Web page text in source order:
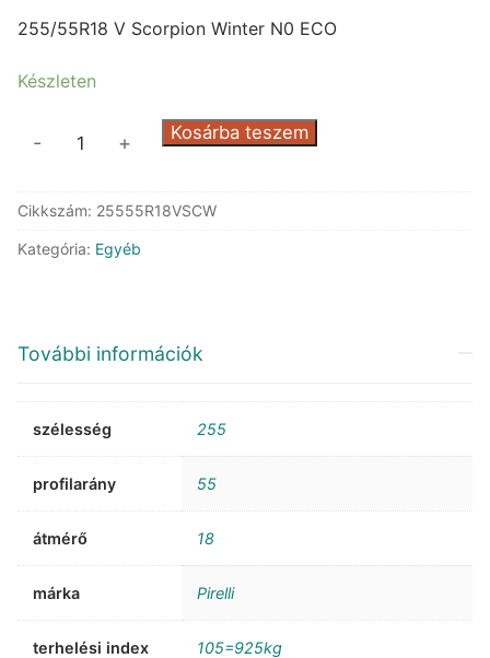
was:
is:
255/55R18 V Scorpion Winter N0 ECO
Készleten
N0
ECO
- + Kosárba teszem
Cikkszám: 25555R18VSCW
Kategória: Egyéb
További információk
szélesség 255
profilarány 55
átmérő 18
márka Pirelli
terhelési index 105=925kg